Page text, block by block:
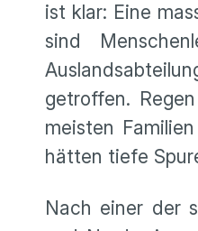
ist klar: Eine
sind
getroffen.
meisten
hätten tiefe
Nach einer der